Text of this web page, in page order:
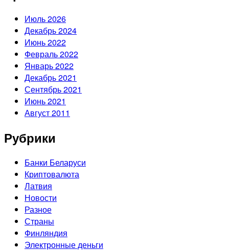
Июль 2026
Декабрь 2024
Июнь 2022
Февраль 2022
Январь 2022
Декабрь 2021
Сентябрь 2021
Июнь 2021
Август 2011
Рубрики
Банки Беларуси
Криптовалюта
Латвия
Новости
Разное
Страны
Финляндия
Электронные деньги